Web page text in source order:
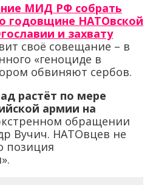
МИД РФ собрать
годовщине НАТОвской
и захвату
своё совещание – в
«геноциде в
обвиняют сербов.
растёт по мере
армии на
обращении
Вучич. НАТОвцев не
позиция